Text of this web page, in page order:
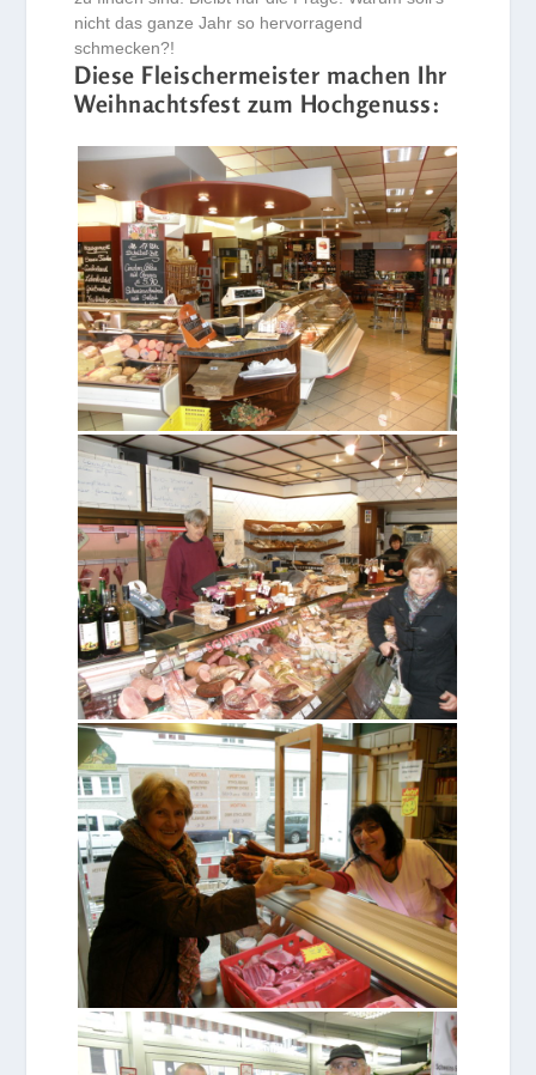
nicht das ganze Jahr so hervorragend
schmecken?!
Diese Fleischermeister machen Ihr
Weihnachtsfest zum Hochgenuss: